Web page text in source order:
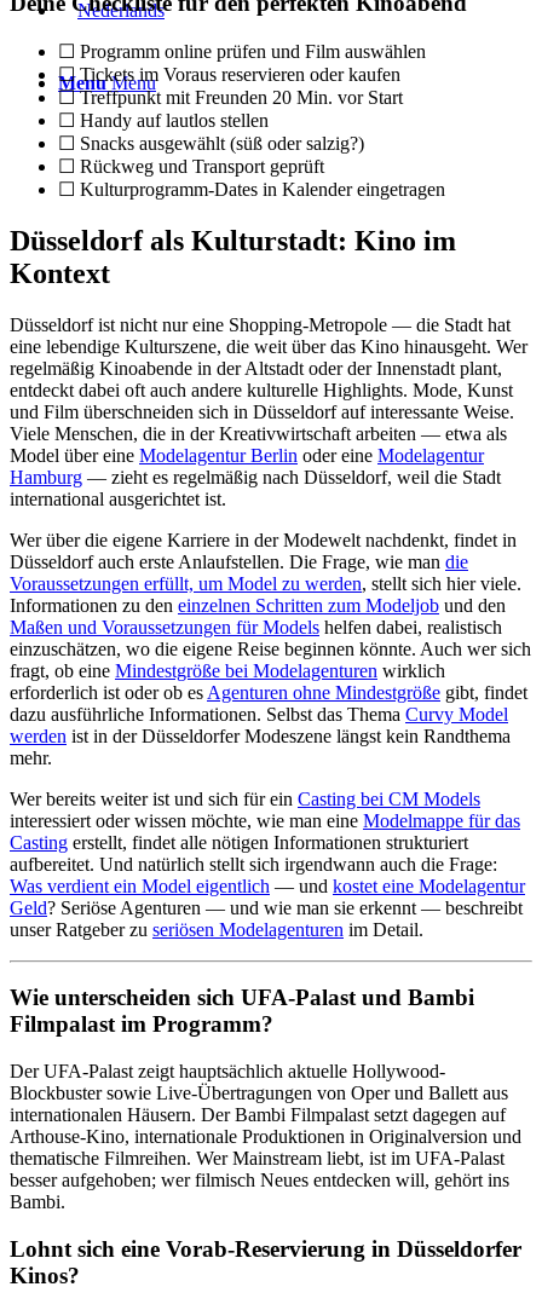
Menu Menu
☐ Programm online prüfen und Film auswählen
☐ Tickets im Voraus reservieren oder kaufen
☐ Treffpunkt mit Freunden 20 Min. vor Start
☐ Handy auf lautlos stellen
☐ Snacks ausgewählt (süß oder salzig?)
☐ Rückweg und Transport geprüft
☐ Kulturprogramm-Dates in Kalender eingetragen
Düsseldorf als Kulturstadt: Kino im
Kontext
Düsseldorf ist nicht nur eine Shopping-Metropole — die Stadt hat
eine lebendige Kulturszene, die weit über das Kino hinausgeht. Wer
regelmäßig Kinoabende in der Altstadt oder der Innenstadt plant,
entdeckt dabei oft auch andere kulturelle Highlights. Mode, Kunst
und Film überschneiden sich in Düsseldorf auf interessante Weise.
Viele Menschen, die in der Kreativwirtschaft arbeiten — etwa als
Model über eine Modelagentur Berlin oder eine Modelagentur
Hamburg — zieht es regelmäßig nach Düsseldorf, weil die Stadt
international ausgerichtet ist.
Wer über die eigene Karriere in der Modewelt nachdenkt, findet in
Düsseldorf auch erste Anlaufstellen. Die Frage, wie man die
Voraussetzungen erfüllt, um Model zu werden, stellt sich hier viele.
Informationen zu den einzelnen Schritten zum Modeljob und den
Maßen und Voraussetzungen für Models helfen dabei, realistisch
einzuschätzen, wo die eigene Reise beginnen könnte. Auch wer sich
fragt, ob eine Mindestgröße bei Modelagenturen wirklich
erforderlich ist oder ob es Agenturen ohne Mindestgröße gibt, findet
dazu ausführliche Informationen. Selbst das Thema Curvy Model
werden ist in der Düsseldorfer Modeszene längst kein Randthema
mehr.
Wer bereits weiter ist und sich für ein Casting bei CM Models
interessiert oder wissen möchte, wie man eine Modelmappe für das
Casting erstellt, findet alle nötigen Informationen strukturiert
aufbereitet. Und natürlich stellt sich irgendwann auch die Frage:
Was verdient ein Model eigentlich — und kostet eine Modelagentur
Geld? Seriöse Agenturen — und wie man sie erkennt — beschreibt
unser Ratgeber zu seriösen Modelagenturen im Detail.
Wie unterscheiden sich UFA-Palast und Bambi
Filmpalast im Programm?
Der UFA-Palast zeigt hauptsächlich aktuelle Hollywood-
Blockbuster sowie Live-Übertragungen von Oper und Ballett aus
internationalen Häusern. Der Bambi Filmpalast setzt dagegen auf
Arthouse-Kino, internationale Produktionen in Originalversion und
thematische Filmreihen. Wer Mainstream liebt, ist im UFA-Palast
besser aufgehoben; wer filmisch Neues entdecken will, gehört ins
Bambi.
Lohnt sich eine Vorab-Reservierung in Düsseldorfer
Kinos?